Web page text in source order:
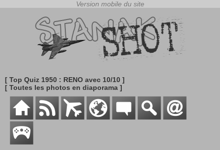
[ Top Quiz 1950 : RENO avec 10/10 ]
[ Toutes les photos en diaporama ]